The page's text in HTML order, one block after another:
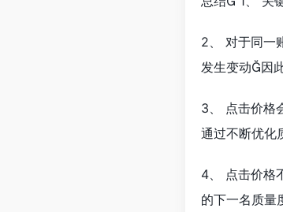
2、 对于同一
发生变动因
3、 点击价格
通过不断优化
4、 点击价格
的下一名质量